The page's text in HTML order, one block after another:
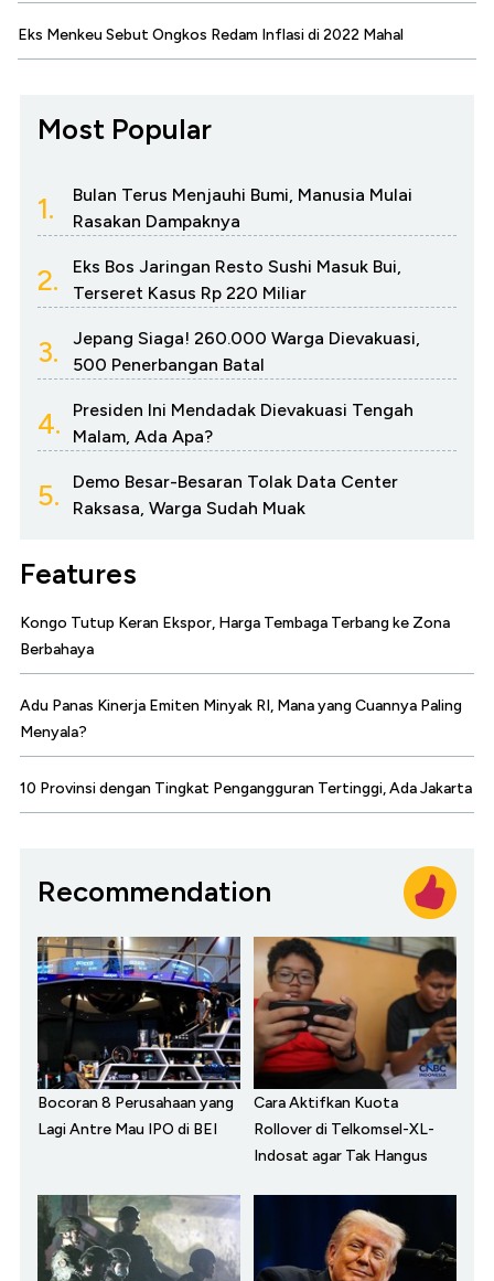
Eks Menkeu Sebut Ongkos Redam Inflasi di 2022 Mahal
Most Popular
1.
Bulan Terus Menjauhi Bumi, Manusia Mulai
Rasakan Dampaknya
2.
Eks Bos Jaringan Resto Sushi Masuk Bui,
Terseret Kasus Rp 220 Miliar
3.
Jepang Siaga! 260.000 Warga Dievakuasi,
500 Penerbangan Batal
4.
Presiden Ini Mendadak Dievakuasi Tengah
Malam, Ada Apa?
5.
Demo Besar-Besaran Tolak Data Center
Raksasa, Warga Sudah Muak
Features
Kongo Tutup Keran Ekspor, Harga Tembaga Terbang ke Zona
Berbahaya
Adu Panas Kinerja Emiten Minyak RI, Mana yang Cuannya Paling
Menyala?
10 Provinsi dengan Tingkat Pengangguran Tertinggi, Ada Jakarta
Recommendation
Bocoran 8 Perusahaan yang
Lagi Antre Mau IPO di BEI
Cara Aktifkan Kuota
Rollover di Telkomsel-XL-
Indosat agar Tak Hangus